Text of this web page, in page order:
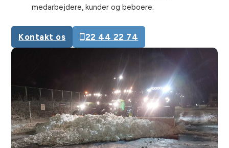
medarbejdere, kunder og beboere.
Kontakt os 22 44 22 74